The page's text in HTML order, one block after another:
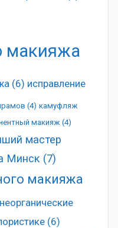
макияжа
(6) исправление
(4) камуфляж
макияж (4)
мастер
Минск (7)
макияжа
неорганические
(6)